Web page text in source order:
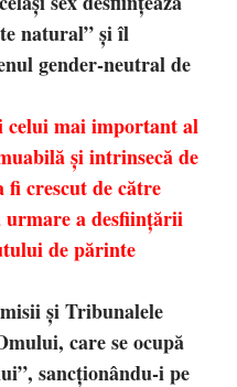
natural” și îl
gender-neutral de
mai important al
și intrinsecă de
fi crescut de către
a desființării
de părinte
și Tribunalele
care se ocupă
sancționându-i pe